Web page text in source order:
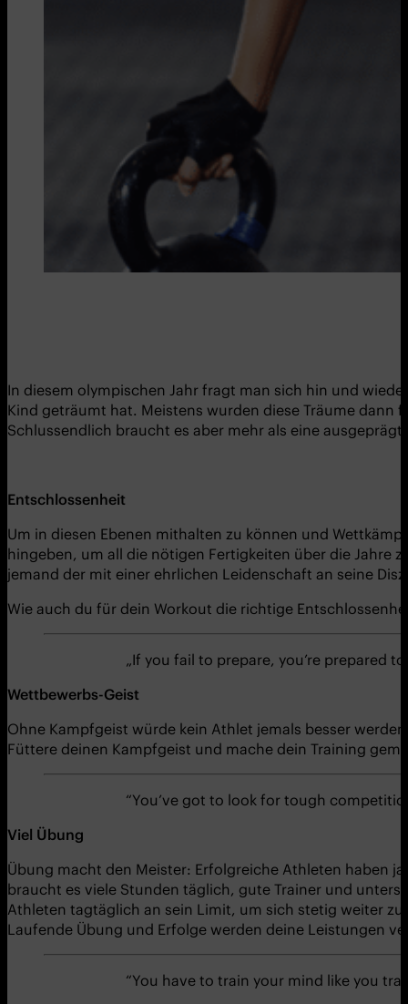
In diesem olympischen Jahr fragt man sich hin und
Kind geträumt hat. Meistens wurden diese Träume dann
Schlussendlich braucht es aber mehr als eine
Entschlossenheit
Um in diesen Ebenen mithalten zu können und
hingeben, um all die nötigen Fertigkeiten über die Jahre
jemand der mit einer ehrlichen Leidenschaft an seine
Wie auch du für dein Workout die richtige
„If you fail to prepare, you’re prepared
Wettbewerbs-Geist
Ohne Kampfgeist würde kein Athlet jemals besser
Füttere deinen Kampfgeist und mache dein Training
“You’ve got to look for tough
Viel Übung
Übung macht den Meister: Erfolgreiche Athleten haben
braucht es viele Stunden täglich, gute Trainer und
Athleten tagtäglich an sein Limit, um sich stetig weiter
Laufende Übung und Erfolge werden deine Leistungen
“You have to train your mind like you